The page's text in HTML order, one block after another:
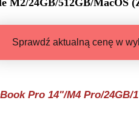
M2/24GB/512GB/MacOS
Sprawdź aktualną cenę w
Pro 14"/M4 Pro/24GB/